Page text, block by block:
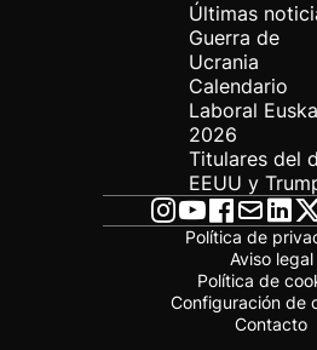
Últimas
Guerra de
Ucrania
Calendario
Laboral
2026
Titulares del
EEUU y
Política de
Aviso legal
Política de
Configuración de
Contacto